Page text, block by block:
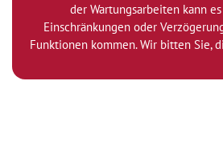
der Wartungsarbeiten kann
Einschränkungen oder
Funktionen kommen. Wir bitten Sie,